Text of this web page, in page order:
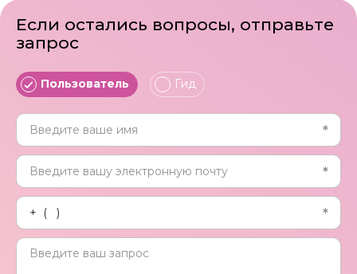
Если остались вопросы, отправьте
запрос
Пользователь Гид